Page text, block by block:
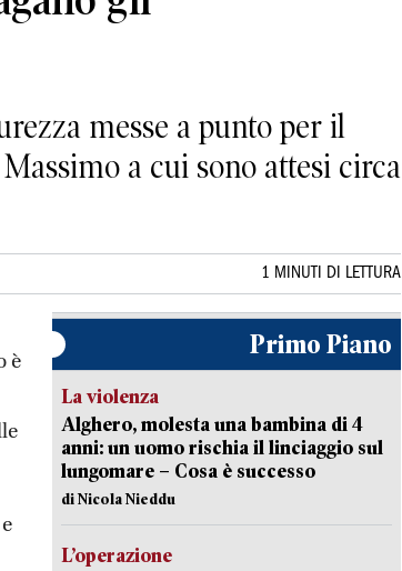
messe a punto per il
a cui sono attesi circa
1 MINUTI DI LETTURA
è
Primo Piano
La violenza
Alghero, molesta una bambina di 4
anni: un uomo rischia il linciaggio sul
lungomare – Cosa è successo
di Nicola Nieddu
L’operazione